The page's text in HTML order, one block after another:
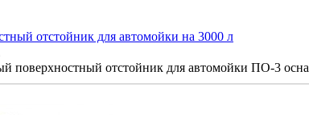
отстойник для автомойки на 3000 л
поверхностный отстойник для автомойки ПО-3